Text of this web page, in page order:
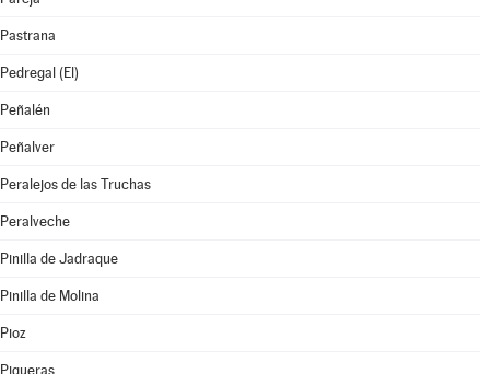
Pastrana
Pedregal (El)
Peñalén
Peñalver
Peralejos de las Truchas
Peralveche
Pinilla de Jadraque
Pinilla de Molina
Pioz
Piqueras